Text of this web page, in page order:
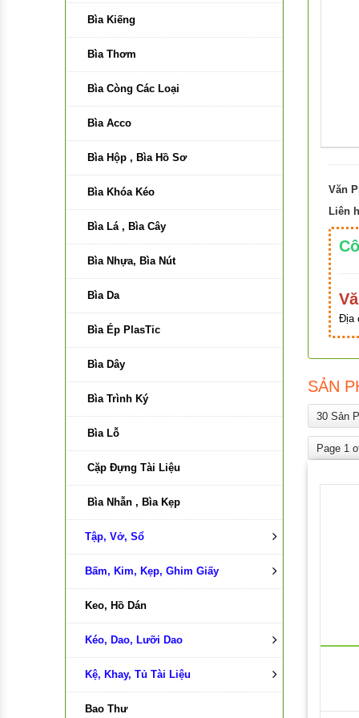
Bút Dạ Quang, Dạ Kính
Bút Lông Bảng, Lông Dầu, Kim
Bút Xóa, Ruột Xóa, Gôm, Băng
xóa Plus
Bút Màu Nhựa
Bút Máy
Ngòi Bút Máy, Ruột Bút Bi
Bút kỹ thuật
Bìa Kiếng
Bìa Thơm
Bìa Còng Các Loại
Bìa Acco
Bìa Hộp , Bìa Hồ Sơ
Bìa Khóa Kéo
Bìa Lá , Bìa Cây
Bìa Nhựa, Bìa Nút
Bìa Da
Bìa Ép PlasTic
Bìa Dây
Bìa Trình Ký
Bìa Lỗ
Cặp Đựng Tài Liệu
Bìa Nhẫn , Bìa Kẹp
Tập, Vở, Sổ
Tập , vở
Sổ Da
Sổ Name Card
Sổ Caro
Sổ Sách Kế Toán
Bấm, Kim, Kẹp, Ghim Giấy
Bấm Kim
Bấm Lỗ
Kim Bấm
Kẹp Bướm
Keo, Hồ Dán
Kéo, Dao, Lưỡi Dao
Kéo
Dao , Lưỡi Dao
Kệ, Khay, Tủ Tài Liệu
Kệ Viết
Bao Thư
Văn
Liên
Địa
SẢN
30 Sản
Page 1